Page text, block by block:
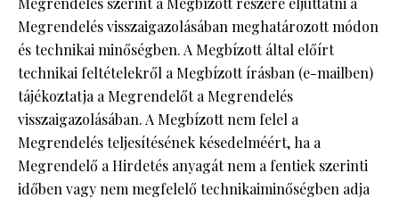
Megrendelés visszaigazolásában meghatározott módon
és technikai minőségben. A Megbízott által előírt
technikai feltételekről a Megbízott írásban (e-mailben)
tájékoztatja a Megrendelőt a Megrendelés
visszaigazolásában. A Megbízott nem felel a
Megrendelés teljesítésének késedelméért, ha a
Megrendelő a Hirdetés anyagát nem a fentiek szerinti
időben vagy nem megfelelő technikaiminőségben adja